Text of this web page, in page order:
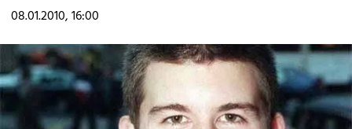
08.01.2010, 16:00